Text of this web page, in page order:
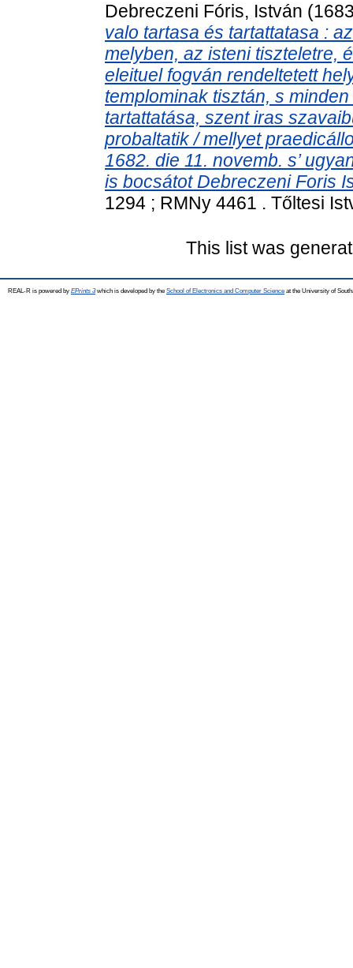
Debreczeni Fóris, István
valo tartasa és tartattatasa :
melyben, az isteni tiszteletre,
eleituel fogván rendeltetett
templominak tisztán, s
tartattatása, szent iras
probaltatik / mellyet
1682. die 11. novemb. s’
is bocsátot Debreczeni Foris
1294 ; RMNy 4461 . Tőltesi
This list was
REAL-R is powered by EPrints 3which is developed by the School of Electronics and Computer Science at the University of